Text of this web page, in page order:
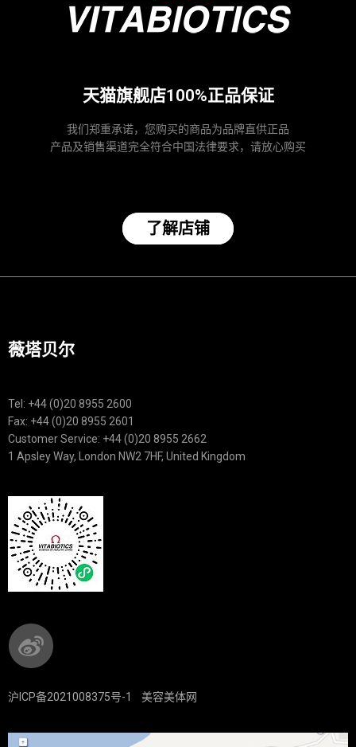
天猫旗舰店100%正品保证
我们郑重承诺，您购买的商品为品牌直供正品
产品及销售渠道完全符合中国法律要求，请放心购买
了解店铺
薇塔贝尔
Tel: +44 (0)20 8955 2600
Fax: +44 (0)20 8955 2601
Customer Service: +44 (0)20 8955 2662
1 Apsley Way, London NW2 7HF, United Kingdom
沪ICP备2021008375号-1 美容美体网